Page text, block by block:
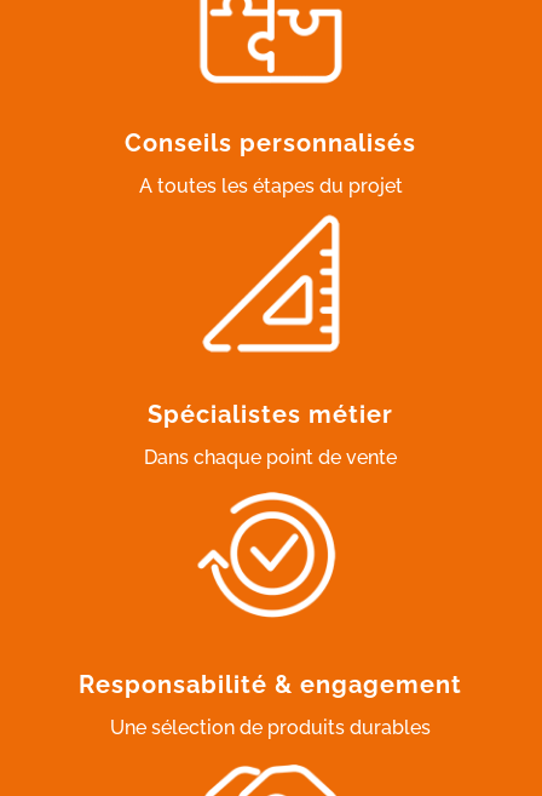
Conseils personnalisés
A toutes les étapes du projet
Spécialistes métier
Dans chaque point de vente
Responsabilité & engagement
Une sélection de produits durables